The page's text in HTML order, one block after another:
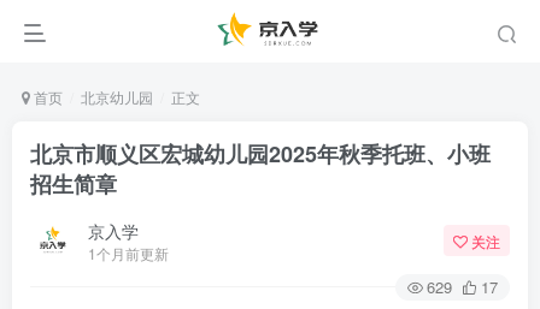
首页 北京幼儿园 正文
北京市顺义区宏城幼儿园2025年秋季托班、小班
招生简章
京入学
1个月前更新
关注
629 17